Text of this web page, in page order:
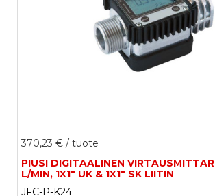
370,23 € / tuote
PIUSI DIGITAALINEN
L/MIN, 1X1" UK & 1X1" SK LIITIN
JFC-P-K24